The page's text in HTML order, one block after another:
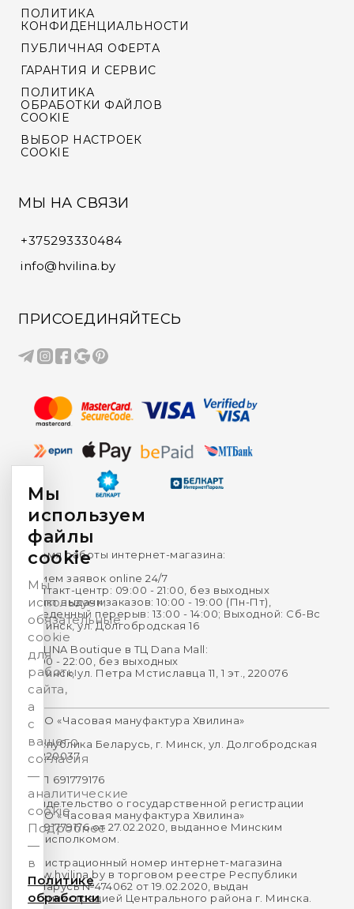
ПОЛИТИКА
КОНФИДЕНЦИАЛЬНОСТИ
ПУБЛИЧНАЯ ОФЕРТА
ГАРАНТИЯ И СЕРВИС
ПОЛИТИКА
ОБРАБОТКИ ФАЙЛОВ
COOKIE
ВЫБОР НАСТРОЕК
COOKIE
МЫ НА СВЯЗИ
+375293330484
info@hvilina.by
ПРИСОЕДИНЯЙТЕСЬ
Время работы интернет-магазина:
Прием заявок online 24/7
Контакт-центр: 09:00 - 21:00, без выходных
Пункт выдачи заказов: 10:00 - 19:00 (Пн-Пт),
Обеденный перерыв: 13:00 - 14:00; Выходной: Сб-Вс
г. Минск, ул. Долгобродская 16
HVILINA Boutique в ТЦ Dana Mall:
10:00 - 22:00, без выходных
г. Минск, ул. Петра Мстиславца 11, 1 эт., 220076
ООО «Часовая мануфактура Хвилина»
Республика Беларусь, г. Минск, ул. Долгобродская
16, 220037
УНП 691779176
Свидетельство о государственной регистрации
ООО «Часовая мануфактура Хвилина»
№691779176 от 27.02.2020, выданное Минским
горисполкомом.
Регистрационный номер интернет-магазина
www.hvilina.by в торговом реестре Республики
Беларусь №474062 от 19.02.2020, выдан
Администрацией Центрального района г. Минска.
Мы
используем
файлы
cookie
Мы
используем
обязательные
cookie
для
работы
сайта,
а
с
вашего
согласия
—
аналитические
cookie.
Подробнее
—
в
Политике
обработки